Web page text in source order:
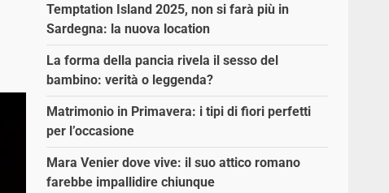
Temptation Island 2025, non si farà più in
Sardegna: la nuova location
La forma della pancia rivela il sesso del
bambino: verità o leggenda?
Matrimonio in Primavera: i tipi di fiori perfetti
per l’occasione
Mara Venier dove vive: il suo attico romano
farebbe impallidire chiunque